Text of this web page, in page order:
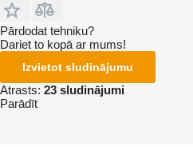
Pārdodat tehniku?
Dariet to kopā ar mums!
Izvietot sludinājumu
Atrasts: 23 sludinājumi
Parādīt